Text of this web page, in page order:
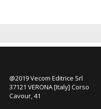
@2019 Vecom Editrice Srl
37121 VERONA [Italy] Corso
Cavour, 41